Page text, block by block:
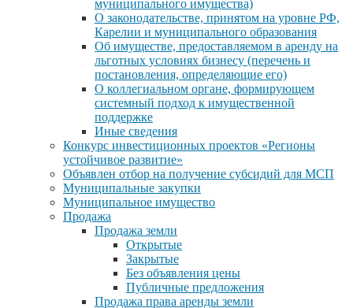
муниципального имущества)
О законодательстве, принятом на уровне РФ,
Карелии и муниципального образования
Об имуществе, предоставляемом в аренду на
льготных условиях бизнесу (перечень и
постановления, определяющие его)
О коллегиальном органе, формирующем
системный подход к имущественной
поддержке
Иные сведения
Конкурс инвестиционных проектов «Регионы
устойчивое развитие»
Объявлен отбор на получение субсидий для МСП
Муниципальные закупки
Муниципальное имущество
Продажа
Продажа земли
Открытые
Закрытые
Без объявления цены
Публичные предложения
Продажа права аренды земли